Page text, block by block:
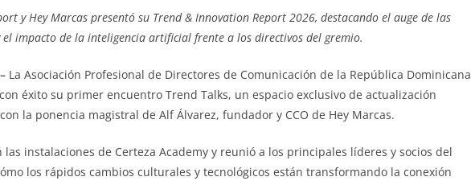
y Hey Marcas presentó su Trend & Innovation Report 2026, destacando el auge de las
el impacto de la inteligencia artificial frente a los directivos del gremio.
La Asociación Profesional de Directores de Comunicación de la República Dominicana
con éxito su primer encuentro Trend Talks, un espacio exclusivo de actualización
la ponencia magistral de Alf Álvarez, fundador y CCO de Hey Marcas.
las instalaciones de Certeza Academy y reunió a los principales líderes y socios del
los rápidos cambios culturales y tecnológicos están transformando la conexión